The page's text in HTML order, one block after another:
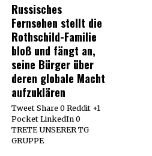
Russisches
Fernsehen stellt die
Rothschild-Familie
bloß und fängt an,
seine Bürger über
deren globale Macht
aufzuklären
Tweet Share 0 Reddit +1
Pocket LinkedIn 0
TRETE UNSERER TG
GRUPPE